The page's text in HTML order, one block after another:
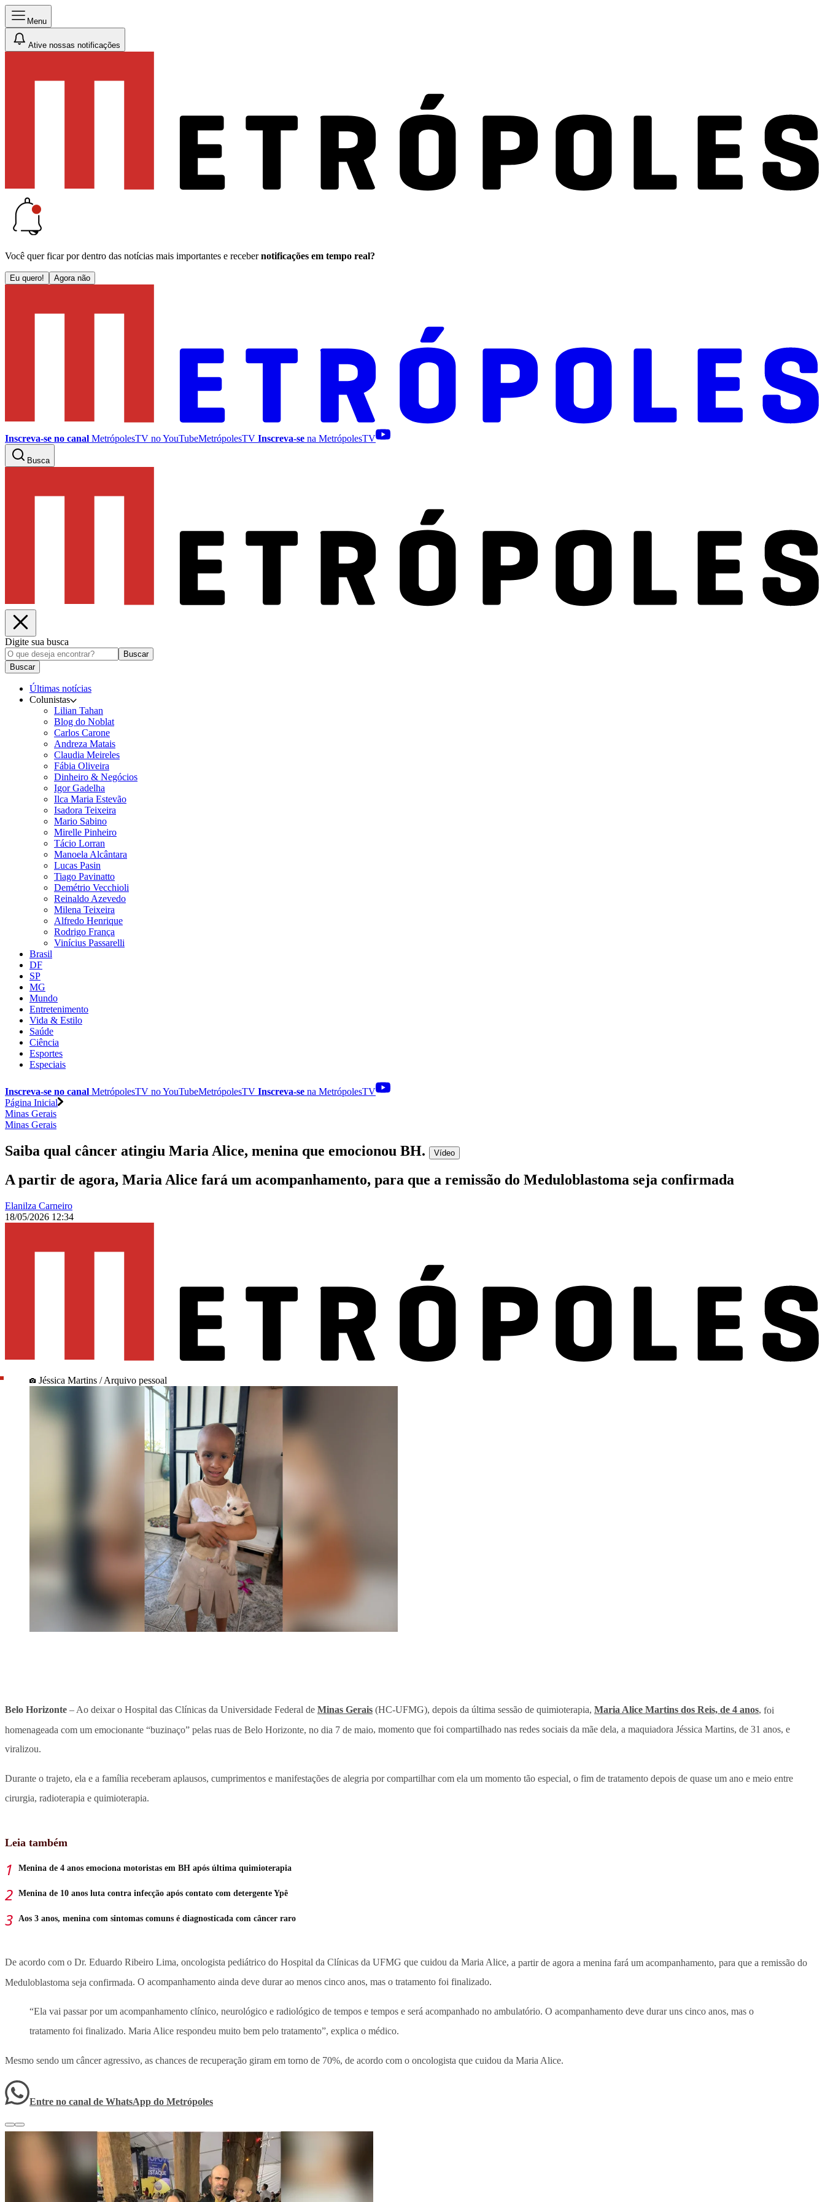
Menu
Ative nossas notificações
Você quer ficar por dentro das notícias mais importantes e receber notificações em tempo real?
Eu quero! Agora não
Inscreva-se no canal MetrópolesTV noYouTubeMetrópolesTV Inscreva-se na MetrópolesTV
Busca
Digite sua busca
Buscar
Buscar
Últimas notícias
Colunistas
Lilian Tahan
Blog do Noblat
Carlos Carone
Andreza Matais
Claudia Meireles
Fábia Oliveira
Dinheiro & Negócios
Igor Gadelha
Ilca Maria Estevão
Isadora Teixeira
Mario Sabino
Mirelle Pinheiro
Tácio Lorran
Manoela Alcântara
Lucas Pasin
Tiago Pavinatto
Demétrio Vecchioli
Reinaldo Azevedo
Milena Teixeira
Alfredo Henrique
Rodrigo França
Vinícius Passarelli
Brasil
DF
SP
MG
Mundo
Entretenimento
Vida & Estilo
Saúde
Ciência
Esportes
Especiais
Inscreva-se no canal MetrópolesTV noYouTubeMetrópolesTV Inscreva-se na MetrópolesTV
Página Inicial
Minas Gerais
Minas Gerais
Saiba qual câncer atingiu Maria Alice, menina que emocionou BH. Vídeo
A partir de agora, Maria Alice fará um acompanhamento, para que a remissão do Meduloblastoma seja confirmada
Elanilza Carneiro
18/05/2026 12:34
Jéssica Martins / Arquivo pessoal
Belo Horizonte – Ao deixar o Hospital das Clínicas da Universidade Federal de Minas Gerais (HC-UFMG), depois da última sessão de quimioterapia, Maria Alice Martins dos Reis, de 4 anos, foi
homenageada com um emocionante “buzinaço” pelas ruas de Belo Horizonte, no dia 7 de maio, momento que foi compartilhado nas redes sociais da mãe dela, a maquiadora Jéssica Martins, de 31 anos, e
viralizou.
Durante o trajeto, ela e a família receberam aplausos, cumprimentos e manifestações de alegria por compartilhar com ela um momento tão especial, o fim de tratamento depois de quase um ano e meio entre
cirurgia, radioterapia e quimioterapia.
Leia também
Menina de 4 anos emociona motoristas em BH após última quimioterapia
Menina de 10 anos luta contra infecção após contato com detergente Ypê
Aos 3 anos, menina com sintomas comuns é diagnosticada com câncer raro
De acordo com o Dr. Eduardo Ribeiro Lima, oncologista pediátrico do Hospital da Clínicas da UFMG que cuidou da Maria Alice, a partir de agora a menina fará um acompanhamento, para que a remissão do
Meduloblastoma seja confirmada. O acompanhamento ainda deve durar ao menos cinco anos, mas o tratamento foi finalizado.
“Ela vai passar por um acompanhamento clínico, neurológico e radiológico de tempos e tempos e será acompanhado no ambulatório. O acompanhamento deve durar uns cinco anos, mas o
tratamento foi finalizado. Maria Alice respondeu muito bem pelo tratamento”, explica o médico.
Mesmo sendo um câncer agressivo, as chances de recuperação giram em torno de 70%, de acordo com o oncologista que cuidou da Maria Alice.
Entre no canal de WhatsApp do Metrópoles